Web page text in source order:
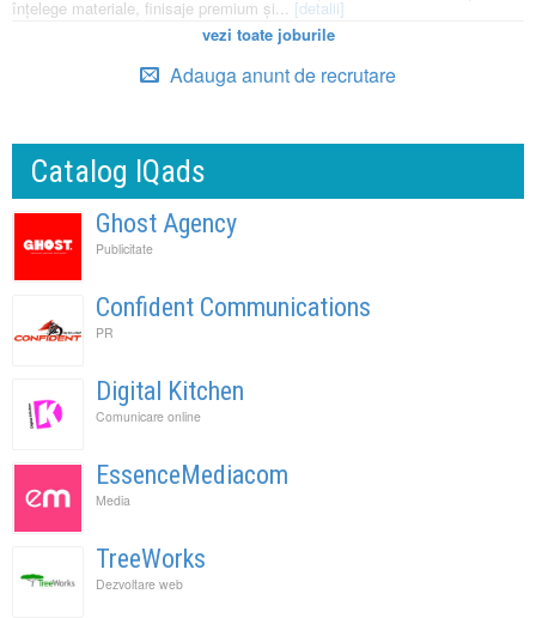
înțelege materiale, finisaje premium și... [detalii]
vezi toate joburile
Adauga anunt de recrutare
Catalog IQads
Ghost Agency
Publicitate
Confident Communications
PR
Digital Kitchen
Comunicare online
EssenceMediacom
Media
TreeWorks
Dezvoltare web